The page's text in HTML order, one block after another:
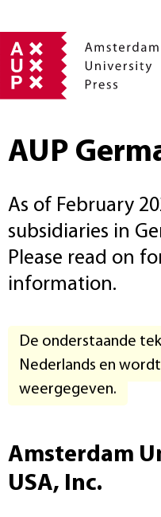
AUP
As of February
subsidiaries in
Please read on
information.
De onderstaande
Nederlands en
weergegeven.
Amsterdam
USA, Inc.